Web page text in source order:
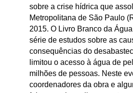
sobre a crise hídrica que
Metropolitana de São Paulo
2015. O Livro Branco da
série de estudos sobre as
consequências do
limitou o acesso à água de
milhões de pessoas. Neste
coordenadores da obra e